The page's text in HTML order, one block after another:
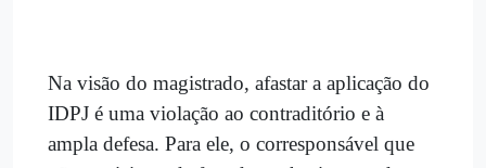
Na visão do magistrado, afastar a aplicação do
IDPJ é uma violação ao contraditório e à
ampla defesa. Para ele, o corresponsável que